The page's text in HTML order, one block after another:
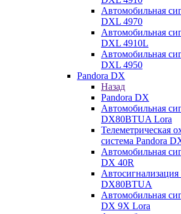
Автомобильная
DXL 4970
Автомобильная
DXL 4910L
Автомобильная
DXL 4950
Pandora DX
Назад
Pandora DX
Автомобильная
DX80BTUA Lora
Телеметрическая
система Pandora
Автомобильная
DX 40R
Автосигнализация
DX80BTUA
Автомобильная
DX 9X Lora